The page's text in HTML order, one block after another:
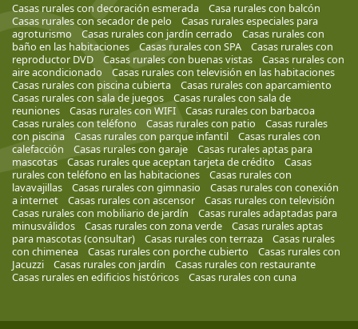
Casas rurales con decoración esmerada
Casa rurales con balcón
Casas rurales con secador de pelo
Casas rurales especiales para
agroturismo
Casas rurales con jardín cerrado
Casas rurales con
baño en las habitaciones
Casas rurales con SPA
Casas rurales con
reproductor DVD
Casas rurales con buenas vistas
Casas rurales con
aire acondicionado
Casas rurales con televisión en las habitaciones
Casas rurales con piscina cubierta
Casas rurales con aparcamiento
Casas rurales con sala de juegos
Casas rurales con sala de
reuniones
Casas rurales con WIFI
Casas rurales con barbacoa
Casas rurales con teléfono
Casas rurales con patio
Casas rurales
con piscina
Casas rurales con parque infantil
Casas rurales con
calefacción
Casas rurales con garaje
Casas rurales aptas para
mascotas
Casas rurales que aceptan tarjeta de crédito
Casas
rurales con teléfono en las habitaciones
Casas rurales con
lavavajillas
Casas rurales con gimnasio
Casas rurales con conexión
a internet
Casas rurales con ascensor
Casas rurales con televisión
Casas rurales con mobiliario de jardín
Casas rurales adaptadas para
minusválidos
Casas rurales con zona verde
Casas rurales aptas
para mascotas (consultar)
Casas rurales con terraza
Casas rurales
con chimenea
Casas rurales con porche cubierto
Casas rurales con
Jacuzzi
Casas rurales con jardín
Casas rurales con restaurante
Casas rurales en edificios históricos
Casas rurales con cuna